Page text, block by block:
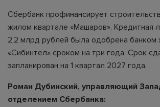
Сбербанк профинансирует
жилом квартале «Машаров». Кредитная
2,2 млрд рублей была одобрена банком
«Сибинтел» сроком на три года. Срок
запланирован на 1 квартал 2027 года.
Роман Дубинский, управляющий
отделением Сбербанка: